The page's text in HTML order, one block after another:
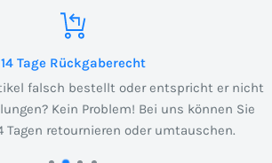
14 Tage Rückgaberecht
falsch bestellt oder entspricht er nicht
Kein Problem! Bei uns können Sie
Tagen retournieren oder umtauschen.